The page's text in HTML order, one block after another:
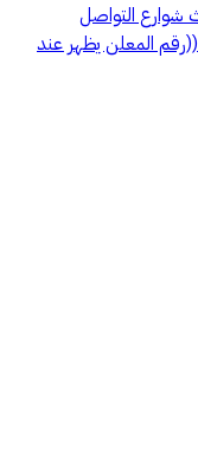
شوارع التواصل
المعلن يظهر عند